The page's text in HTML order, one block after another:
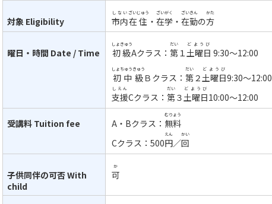
対象 Eligibility 市内
しない
在住
ざいじゅう
・ 在学
ざいがく
・ 在勤
ざいきん
の方
かた
曜日・時間 Date / Time 初級
しょきゅう
Aクラス： 第
だい
１土曜日
どようび
9:30～12:00
初中級
しょちゅうきゅう
Ｂクラス： 第
だい
２土曜日
どようび
9:30～12:00
支援
しえん
Cクラス： 第
だい
３土曜日
どようび
10:00～12:00
受講料 Tuition fee A・Bクラス： 無料
むりょう
Cクラス：500円
えん
／回
かい
子供同伴の可否With
child
可
か